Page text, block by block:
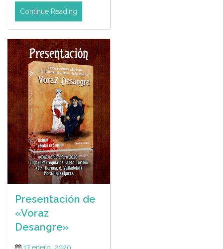
Continue Reading
Presentación de
«Voraz
Desangre»
17 enero, 2020